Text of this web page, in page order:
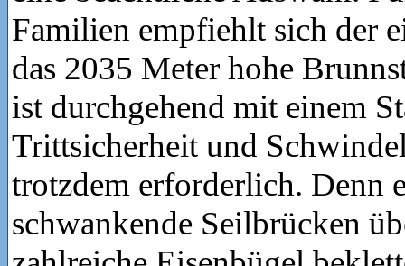
Familien empfiehlt sich der
das 2035 Meter hohe
ist durchgehend mit einem
Trittsicherheit und
trotzdem erforderlich. Denn
schwankende Seilbrücken